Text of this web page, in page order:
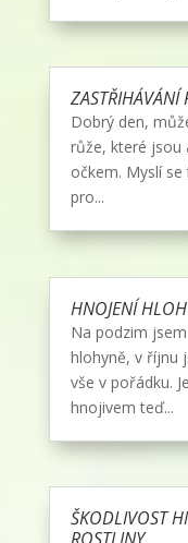
ZASTŘIHÁVÁNÍ
Dobrý den,
růže, které jsou
očkem. Myslí
pro...
HNOJENÍ
Na podzim
hlohyně, v říjnu
vše v pořádku.
hnojivem teď...
ŠKODLIVOST